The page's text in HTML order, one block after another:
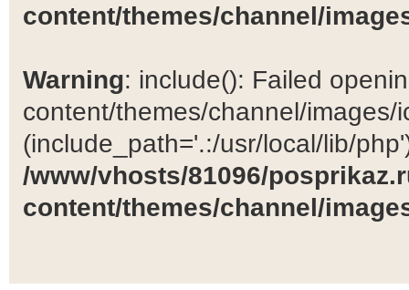
content/themes/channel/
Warning: include(): Failed
content/themes/channel/images/
(include_path='.:/usr/local/lib/
/www/vhosts/81096/
content/themes/channel/